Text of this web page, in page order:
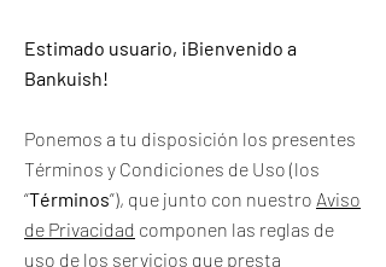
Estimado usuario, ¡Bienvenido a
Bankuish!
Ponemos a tu disposición los presentes
Términos y Condiciones de Uso (los
“Términos”), que junto con nuestro Aviso
de Privacidad componen las reglas de
uso de los servicios que presta